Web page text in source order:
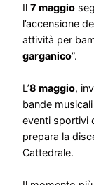
Il 7 maggio
l’accensione
attività per
garganico”.
L’8 maggio,
bande
eventi sportivi
prepara la
Cattedrale.